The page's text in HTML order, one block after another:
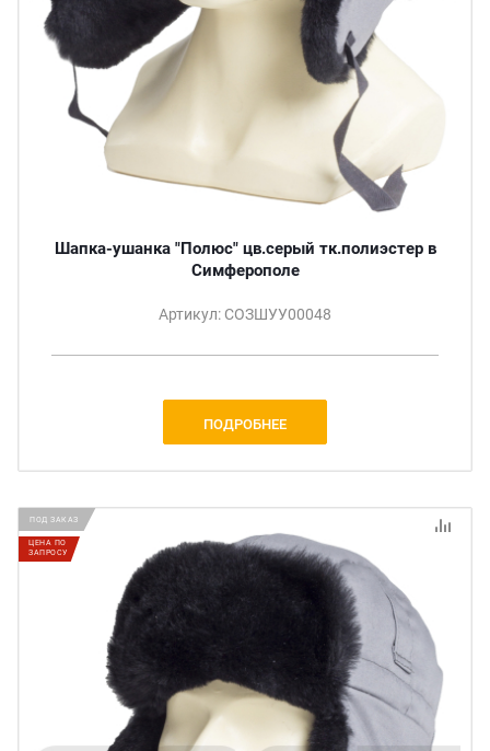
Шапка-ушанка "Полюс" цв.серый тк.полиэстер в
Симферополе
Артикул: СОЗШУУ00048
ПОДРОБНЕЕ
ПОД ЗАКАЗ
ЦЕНА ПО
ЗАПРОСУ